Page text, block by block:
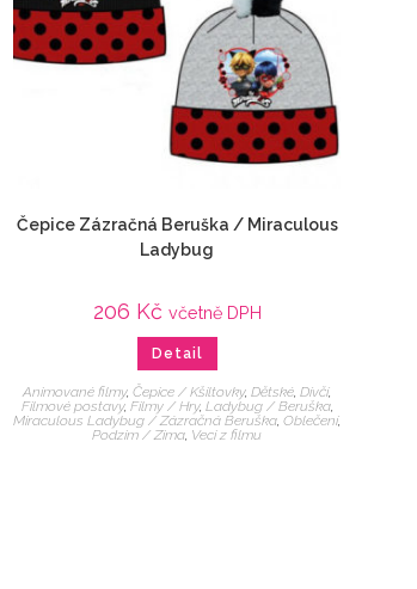
Čepice Zázračná Beruška / Miraculous
Ladybug
206 Kč včetně DPH
Detail
Animované filmy,Čepice / Kšiltovky,Dětské ,Dívčí,
Filmové postavy, Filmy / Hry, Ladybug / Beruška,
Miraculous Ladybug / Zázračná Beruška ,Oblečení,
Podzim / Zima Veci z filmu